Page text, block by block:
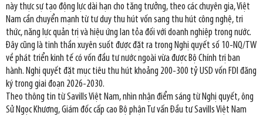
này thực sự tạo động lực dài hạn cho tăng trưởng, theo các chuyên gia, Việt
Nam cần chuyển mạnh từ tư duy thu hút vốn sang thu hút công nghệ, tri
thức, năng lực quản trị và hiệu ứng lan tỏa đối với doanh nghiệp trong nước.
Đây cũng là tinh thần xuyên suốt được đặt ra trong Nghị quyết số 10-NQ/TW
về phát triển kinh tế có vốn đầu tư nước ngoài vừa được Bộ Chính trị ban
hành. Nghị quyết đặt mục tiêu thu hút khoảng 200-300 tỷ USD vốn FDI đăng
ký trong giai đoạn 2026-2030.
Theo thông tin từ Savills Việt Nam, nhìn nhận điểm sáng từ Nghị quyết, ông
Sử Ngọc Khương, Giám đốc cấp cao Bộ phận Tư vấn Đầu tư Savills Việt Nam